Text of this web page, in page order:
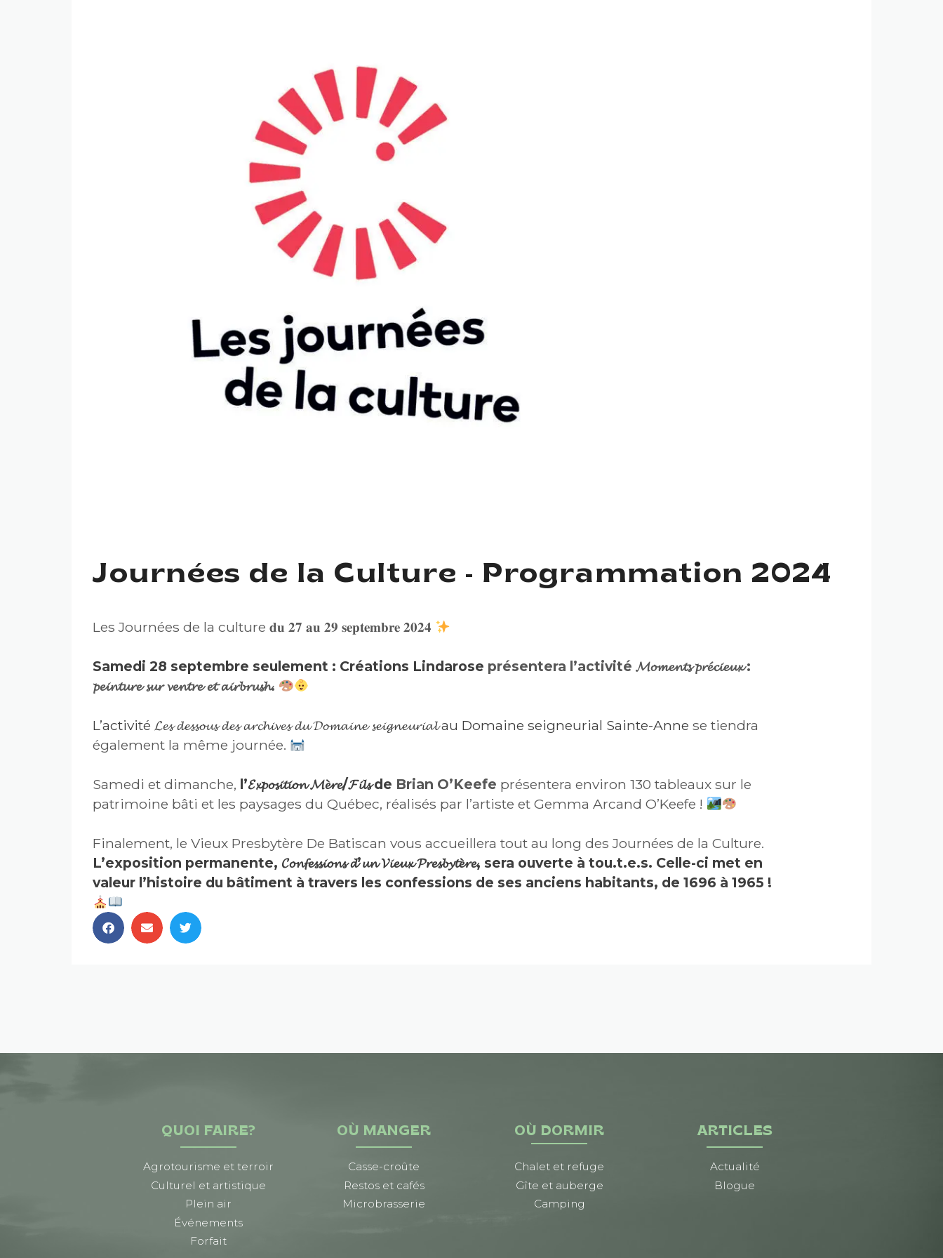
Journées de la Culture - Programmation 2024
LesJournées de la culture 𝐝𝐮 𝟐𝟕 𝐚𝐮 𝟐𝟗 𝐬𝐞𝐩𝐭𝐞𝐦𝐛𝐫𝐞 𝟐𝟎𝟐𝟒
Samedi 28 septembre seulement : Créations Lindarose présentera l’activité 𝓜𝓸𝓶𝓮𝓷𝓽𝓼 𝓹𝓻𝓮́𝓬𝓲𝓮𝓾𝔁 :
𝓹𝓮𝓲𝓷𝓽𝓾𝓻𝓮 𝓼𝓾𝓻 𝓿𝓮𝓷𝓽𝓻𝓮 𝓮𝓽 𝓪𝓲𝓻𝓫𝓻𝓾𝓼𝓱.
L’activité 𝓛𝓮𝓼 𝓭𝓮𝓼𝓼𝓸𝓾𝓼 𝓭𝓮𝓼 𝓪𝓻𝓬𝓱𝓲𝓿𝓮𝓼 𝓭𝓾 𝓓𝓸𝓶𝓪𝓲𝓷𝓮 𝓼𝓮𝓲𝓰𝓷𝓮𝓾𝓻𝓲𝓪𝓵 au Domaine seigneurial Sainte-Anne se tiendra
également la même journée.
Samedi et dimanche, l’𝓔𝔁𝓹𝓸𝓼𝓲𝓽𝓲𝓸𝓷 𝓜𝓮̀𝓻𝓮/𝓕𝓲𝓵𝓼 de Brian O’Keefe présentera environ 130 tableaux sur le
patrimoine bâti et les paysages du Québec, réalisés par l’artiste et Gemma Arcand O’Keefe !
Finalement, le Vieux Presbytère De Batiscan vous accueillera tout au long des Journées de la Culture.
L’exposition permanente, 𝓒𝓸𝓷𝓯𝓮𝓼𝓼𝓲𝓸𝓷𝓼 𝓭’𝓾𝓷 𝓥𝓲𝓮𝓾𝔁 𝓟𝓻𝓮𝓼𝓫𝔂𝓽𝓮̀𝓻𝓮, sera ouverte à tou.t.e.s. Celle-ci met en
valeur l’histoire du bâtiment à travers les confessions de ses anciens habitants, de 1696 à 1965 !
QUOI FAIRE?
Agrotourisme et terroir
Culturel et artistique
Plein air
Événements
Forfait
OÙ MANGER
Casse-croûte
Restos et cafés
Microbrasserie
OÙ DORMIR
Chalet et refuge
Gîte et auberge
Camping
ARTICLES
Actualité
Blogue